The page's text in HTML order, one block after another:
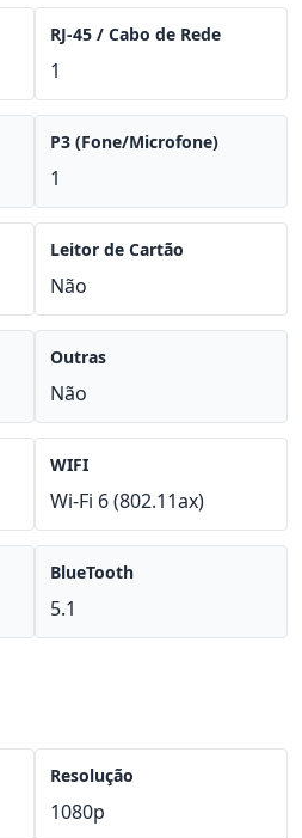
RJ-45 / Cabo de Rede
1
P3 (Fone/Microfone)
1
Leitor de Cartão
Não
Outras
Não
WIFI
Wi-Fi 6 (802.11ax)
BlueTooth
5.1
Resolução
1080p